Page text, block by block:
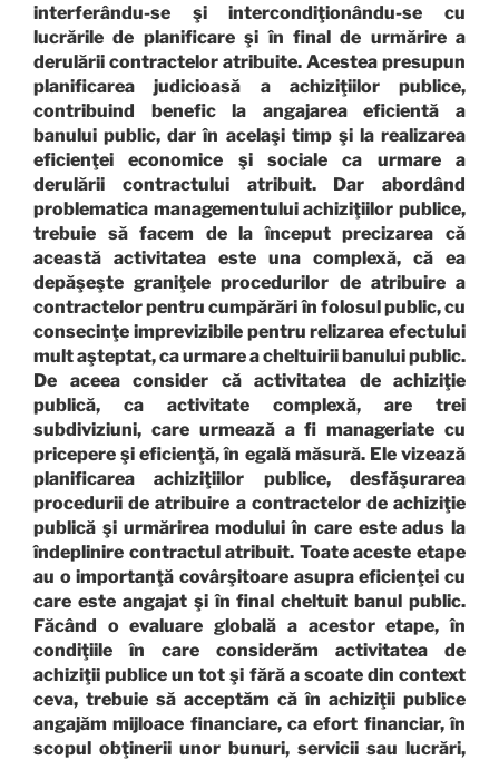
interferându-se şi intercondiţionându-se cu
lucrările de planificare şi în final de urmărire a
derulării contractelor atribuite. Acestea presupun
planificarea judicioasă a achiziţiilor publice,
contribuind benefic la angajarea eficientă a
banului public, dar în acelaşi timp şi la realizarea
eficienţei economice şi sociale ca urmare a
derulării contractului atribuit. Dar abordând
problematica managementului achiziţiilor publice,
trebuie să facem de la început precizarea că
această activitatea este una complexă, că ea
depăşeşte graniţele procedurilor de atribuire a
contractelor pentru cumpărări în folosul public, cu
consecinţe imprevizibile pentru relizarea efectului
mult aşteptat, ca urmare a cheltuirii banului public.
De aceea consider că activitatea de achiziţie
publică, ca activitate complexă, are trei
subdiviziuni, care urmează a fi manageriate cu
pricepere şi eficienţă, în egală măsură. Ele vizează
planificarea achiziţiilor publice, desfăşurarea
procedurii de atribuire a contractelor de achiziţie
publică şi urmărirea modului în care este adus la
îndeplinire contractul atribuit. Toate aceste etape
au o importanţă covârşitoare asupra eficienţei cu
care este angajat şi în final cheltuit banul public.
Făcând o evaluare globală a acestor etape, în
condiţiile în care considerăm activitatea de
achiziţii publice un tot şi fără a scoate din context
ceva, trebuie să acceptăm că în achiziţii publice
angajăm mijloace financiare, ca efort financiar, în
scopul obţinerii unor bunuri, servicii sau lucrări,